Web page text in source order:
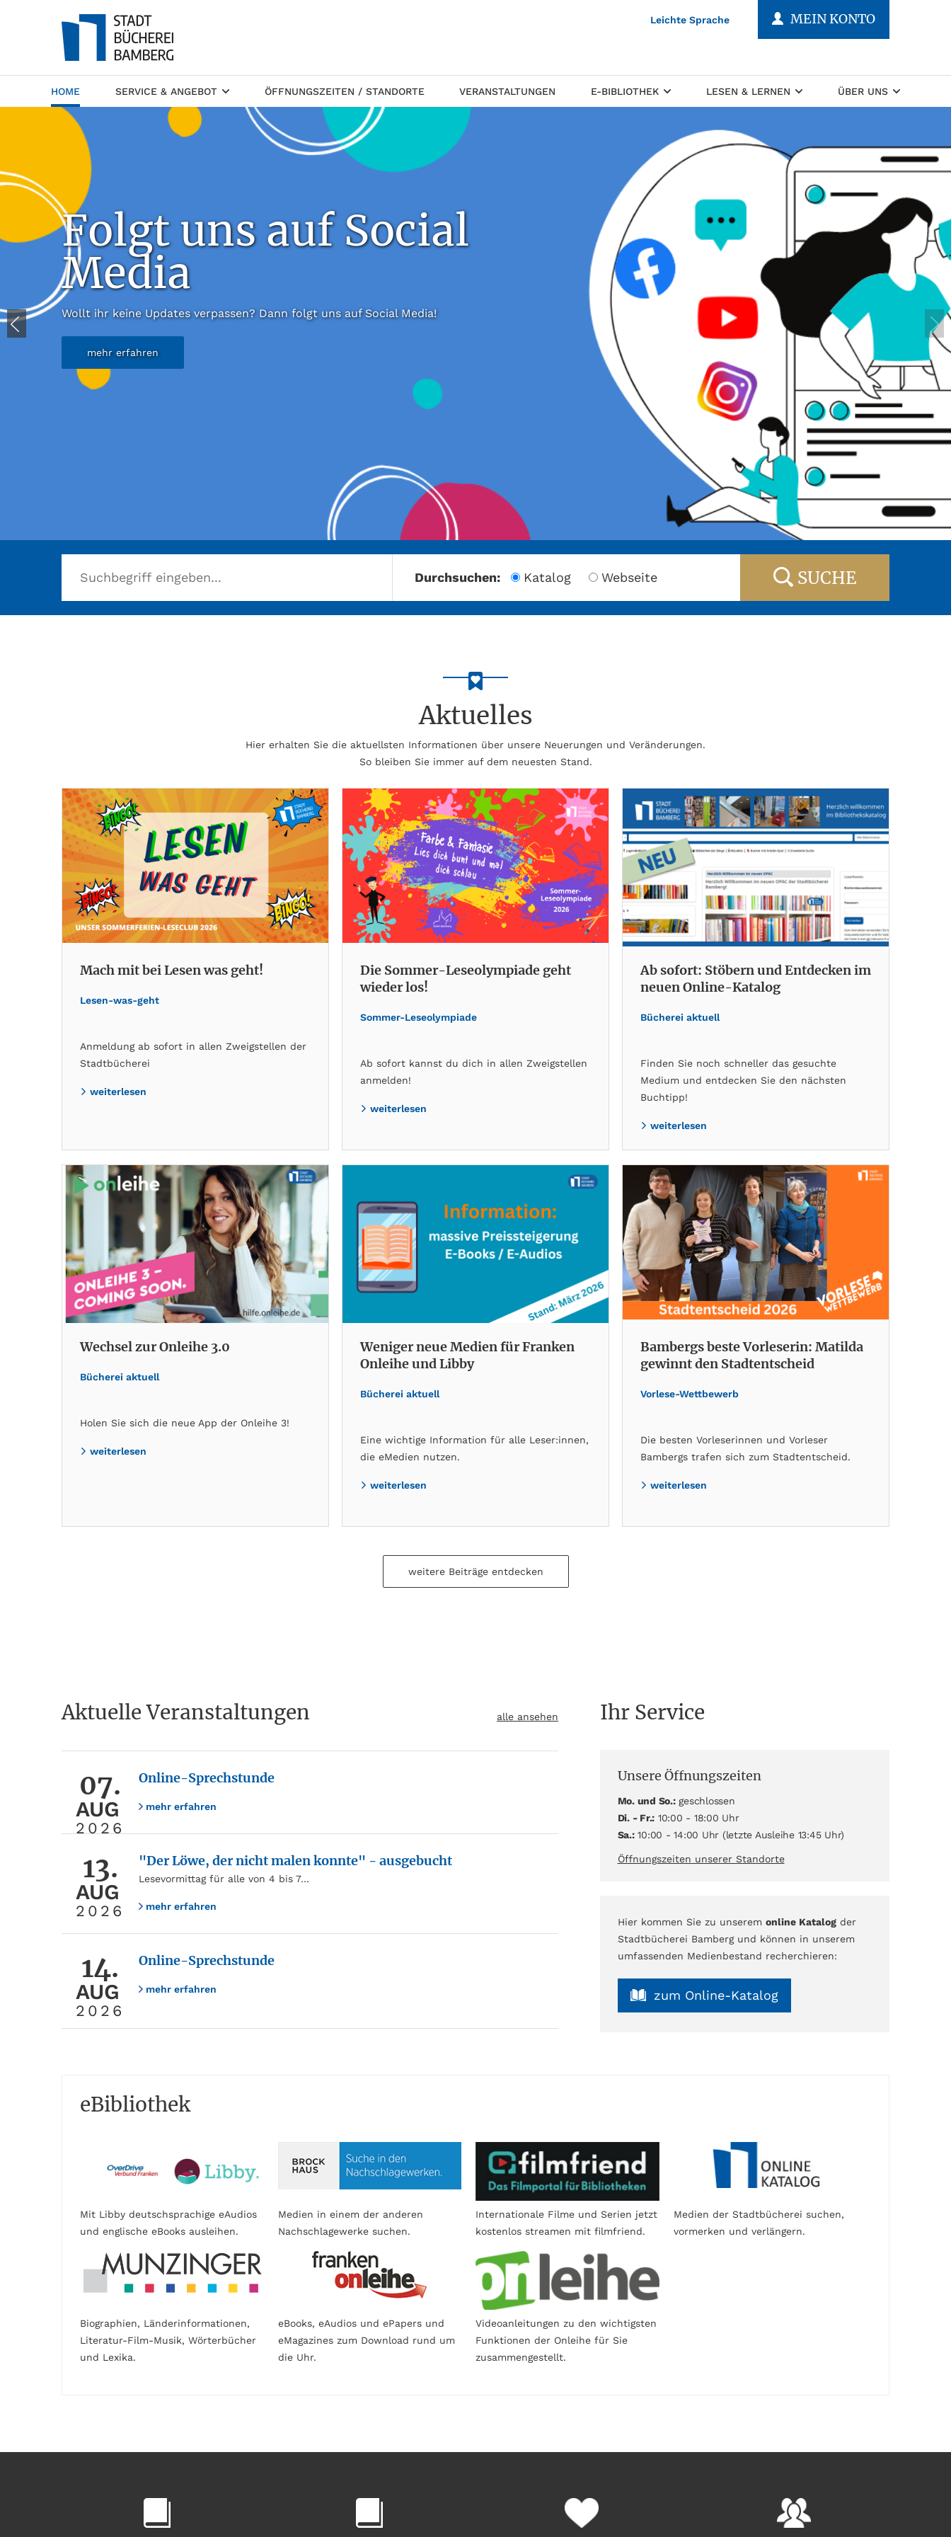
Leichte Sprache MEIN KONTO
HOME (CURRENT)SERVICE & ANGEBOT ÖFFNUNGSZEITEN / STANDORTE VERANSTALTUNGEN E-BIBLIOTHEK LESEN & LERNEN ÜBER UNS
Folgt uns auf Social
Media
Wollt ihr keine Updates verpassen? Dann folgt uns auf Social Media!
mehr erfahren
Durchsuchen: Katalog Webseite SUCHE
Aktuelles
Hier erhalten Sie die aktuellsten Informationen über unsere Neuerungen und Veränderungen.
So bleiben Sie immer auf dem neuesten Stand.
Mach mit bei Lesen was geht!
Lesen-was-geht
Anmeldung ab sofort in allen Zweigstellen der
Stadtbücherei
weiterlesen
Die Sommer-Leseolympiade geht
wieder los!
Sommer-Leseolympiade
Ab sofort kannst du dich in allen Zweigstellen
anmelden!
weiterlesen
Ab sofort: Stöbern und Entdecken im
neuen Online-Katalog
Bücherei aktuell
Finden Sie noch schneller das gesuchte
Medium und entdecken Sie den nächsten
Buchtipp!
weiterlesen
Wechsel zur Onleihe 3.0
Bücherei aktuell
Holen Sie sich die neue App der Onleihe 3!
weiterlesen
Weniger neue Medien für Franken
Onleihe und Libby
Bücherei aktuell
Eine wichtige Information für alle Leser:innen,
die eMedien nutzen.
weiterlesen
Bambergs beste Vorleserin: Matilda
gewinnt den Stadtentscheid
Vorlese-Wettbewerb
Die besten Vorleserinnen und Vorleser
Bambergs trafen sich zum Stadtentscheid.
weiterlesen
weitere Beiträge entdecken
Ihr Service
Unsere Öffnungszeiten
Mo. und So.:geschlossen
Di. - Fr.: 10:00 - 18:00 Uhr
Sa.:10:00 - 14:00 Uhr (letzte Ausleihe 13:45 Uhr)
Öffnungszeiten unserer Standorte
Hier kommen Sie zu unserem online Katalogder
Stadtbücherei Bamberg und können in unserem
umfassenden Medienbestand recherchieren:
zum Online-Katalog
Aktuelle Veranstaltungen alle ansehen
07.
AUG
2026
Online-Sprechstunde
mehr erfahren
13.
AUG
2026
"Der Löwe, der nicht malen konnte" - ausgebucht
Lesevormittag für alle von 4 bis 7…
mehr erfahren
14.
AUG
2026
Online-Sprechstunde
mehr erfahren
eBibliothek
Mit Libby deutschsprachige eAudios
und englische eBooks ausleihen.
Medien in einem der anderen
Nachschlagewerke suchen.
Internationale Filme und Serien jetzt
kostenlos streamen mit filmfriend.
Medien der Stadtbücherei suchen,
vormerken und verlängern.
Biographien, Länderinformationen,
Literatur-Film-Musik, Wörterbücher
und Lexika.
eBooks, eAudios und ePapers und
eMagazines zum Download rund um
die Uhr.
Videoanleitungen zu den wichtigsten
Funktionen der Onleihe für Sie
zusammengestellt.